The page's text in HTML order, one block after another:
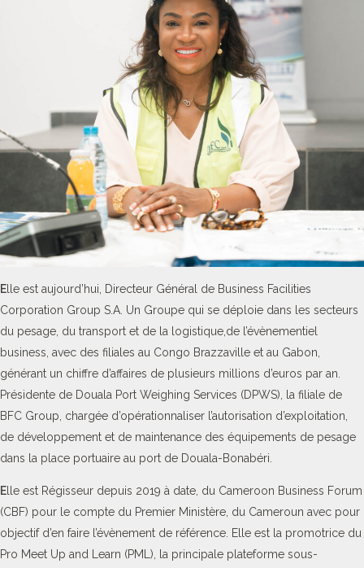
E lle est aujourd’hui, Directeur Général de Business Facilities
Corporation Group S.A. Un Groupe qui se déploie dans les secteurs
du pesage, du transport et de la logistique,de l’évènementiel
business, avec des filiales au Congo Brazzaville et au Gabon,
générant un chiffre d’affaires de plusieurs millions d’euros par an.
Présidente de Douala Port Weighing Services (DPWS), la filiale de
BFC Group, chargée d’opérationnaliser l’autorisation d’exploitation,
de développement et de maintenance des équipements de pesage
dans la place portuaire au port de Douala-Bonabéri.
E lle est Régisseur depuis 2019 à date, du Cameroon Business Forum
(CBF) pour le compte du Premier Ministère, du Cameroun avec pour
objectif d’en faire l’évènement de référence. Elle est la promotrice du
Pro Meet Up and Learn (PML), la principale plateforme sous-